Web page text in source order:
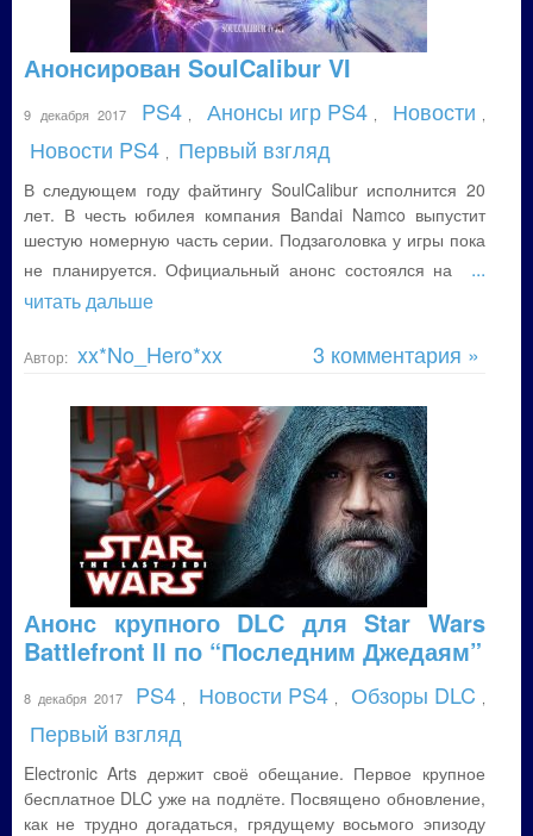
Анонсирован SoulCalibur VI
9 декабря 2017 PS4 Анонсы игр PS4 Новости
Новости PS4 Первый взгляд
В следующем году файтингу SoulCalibur исполнится 20
лет. В честь юбилея компания Bandai Namco выпустит
шестую номерную часть серии. Подзаголовка у игры пока
не планируется. Официальный анонс состоялся на ...
читать дальше
Автор: xx*No_Hero*xx 3 комментария »
Анонс крупного DLC для Star Wars
Battlefront II по “Последним Джедаям”
8 декабря 2017 PS4 Новости PS4 Обзоры DLC
Первый взгляд
Electronic Arts держит своё обещание. Первое крупное
бесплатное DLC уже на подлёте. Посвящено обновление,
как не трудно догадаться, грядущему восьмого эпизоду